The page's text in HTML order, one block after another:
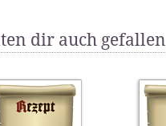
dir auch gefallen